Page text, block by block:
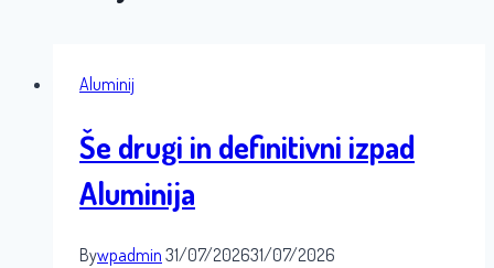
Aluminij
Še drugi in definitivni izpad
Aluminija
Bywpadmin 31/07/202631/07/2026